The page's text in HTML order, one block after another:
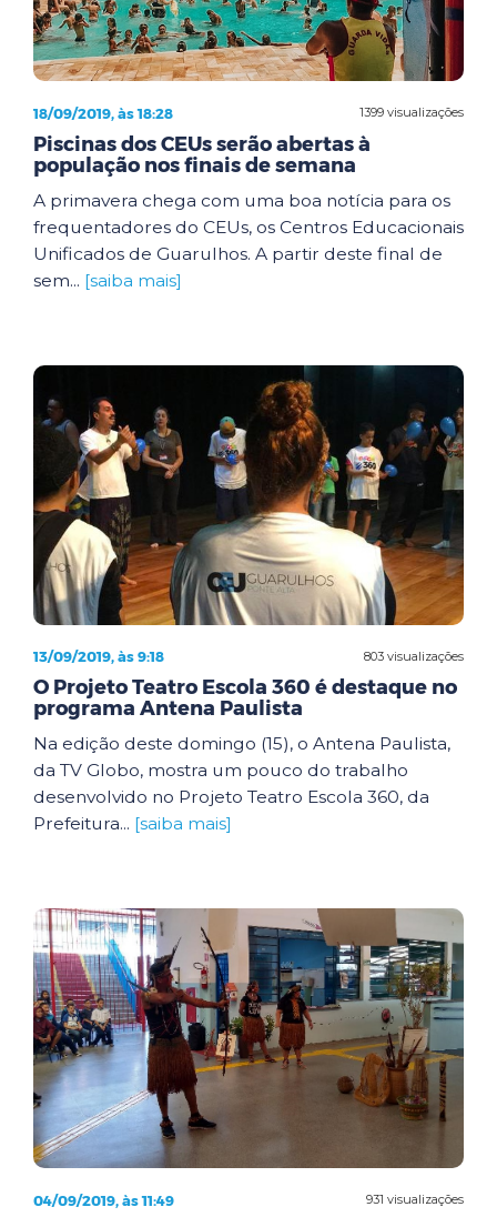
1399 visualizações
18/09/2019, às 18:28
Piscinas dos CEUs serão abertas à
população nos finais de semana
A primavera chega com uma boa notícia para os
frequentadores do CEUs, os Centros Educacionais
Unificados de Guarulhos. A partir deste final de
sem... [saiba mais]
803 visualizações
13/09/2019, às 9:18
O Projeto Teatro Escola 360 é destaque no
programa Antena Paulista
Na edição deste domingo (15), o Antena Paulista,
da TV Globo, mostra um pouco do trabalho
desenvolvido no Projeto Teatro Escola 360, da
Prefeitura... [saiba mais]
931 visualizações
04/09/2019, às 11:49